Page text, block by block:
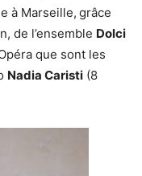
à Marseille, grâce
de l’ensemble Dolci
que sont les
Nadia Caristi (8